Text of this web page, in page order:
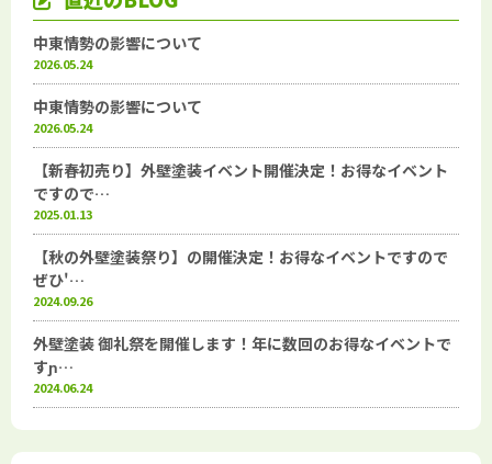
中東情勢の影響について
2026.05.24
中東情勢の影響について
2026.05.24
【新春初売り】外壁塗装イベント開催決定！お得なイベント
ですので…
2025.01.13
【秋の外壁塗装祭り】の開催決定！お得なイベントですので
ぜひ'…
2024.09.26
外壁塗装 御礼祭を開催します！年に数回のお得なイベントで
すɲ…
2024.06.24